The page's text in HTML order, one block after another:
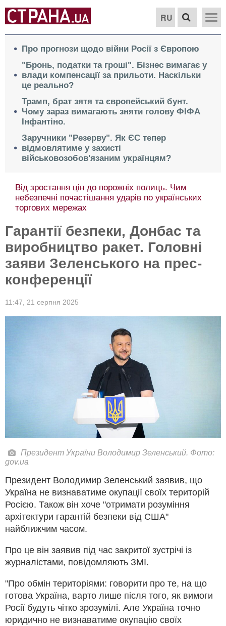
RU
Про прогнози щодо війни Росії з Європою
"Бронь, податки та гроші". Бізнес вимагає у
влади компенсації за прильоти. Наскільки
це реально?
Трамп, брат зятя та європейський бунт.
Чому зараз вимагають зняти голову ФІФА
Інфантіно.
Заручники "Резерву". Як ЄС тепер
відмовлятиме у захисті
військовозобов'язаним українцям?
Від зростання цін до порожніх полиць. Чим
небезпечні почастішання ударів по українських
торгових мережах
Гарантії безпеки, Донбас та
виробництво ракет. Головні
заяви Зеленського на прес-
конференції
11:47, 21 серпня 2025
Президент України Володимир Зеленський. Фото:
gov.ua
Президент Володимир Зеленський заявив, що
Україна не визнаватиме окупації своїх територій
Росією. Також він хоче "отримати розуміння
архітектури гарантій безпеки від США"
найближчим часом.
Про це він заявив під час закритої зустрічі із
журналістами, повідомляють ЗМІ.
"Про обмін територіями: говорити про те, на що
готова Україна, варто лише після того, як вимоги
Росії будуть чітко зрозумілі. Але Україна точно
юридично не визнаватиме окупацію своїх